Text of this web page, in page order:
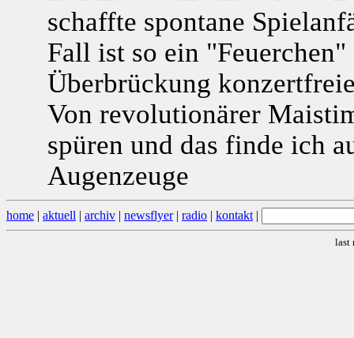
schaffte spontane
Fall ist so ein "Feuerchen"
Überbrückung
Von revolutionärer
spüren und das finde ich
Augenzeuge
home | aktuell | archiv | newsflyer| radio | kontakt |
last